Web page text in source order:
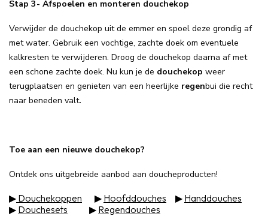
Stap 3- Afspoelen en monteren douchekop
Verwijder de douchekop uit de emmer en spoel deze grondig af
met water. Gebruik een vochtige, zachte doek om eventuele
kalkresten te verwijderen. Droog de douchekop daarna af met
een schone zachte doek. Nu kun je de douchekop weer
terugplaatsen en genieten van een heerlijke regenbui die recht
naar beneden valt.
Toe aan een nieuwe douchekop?
Ontdek ons uitgebreide aanbod aan doucheproducten!
▶ Douchekoppen ▶ Hoofddouches ▶ Handdouches
▶ Douchesets ▶ Regendouches